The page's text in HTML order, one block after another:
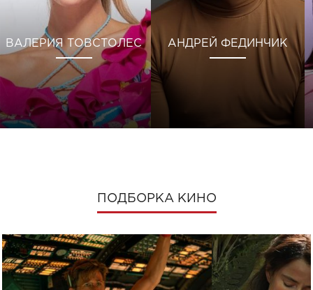
ВАЛЕРИЯ ТОВСТОЛЕС АНДРЕЙ ФЕДИНЧИК
ПОДБОРКА КИНО